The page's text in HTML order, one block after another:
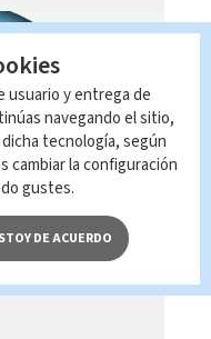
05
usuario y entrega de
navegando el sitio,
tecnología, según
cambiar la configuración
gustes.
DE ACUERDO